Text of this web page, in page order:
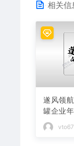
相关信
遂风领
罐企业
光打标